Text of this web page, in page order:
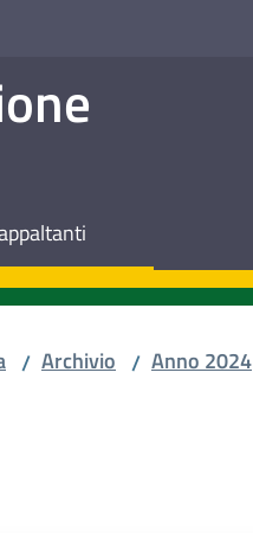
/ Archivio / Anno 2024